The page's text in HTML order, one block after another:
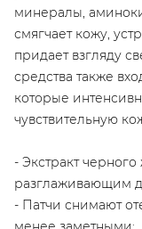
минералы,
смягчает кожу,
придает взгляду
средства также
которые
чувствительную
- Экстракт
разглаживающим
- Патчи снимают